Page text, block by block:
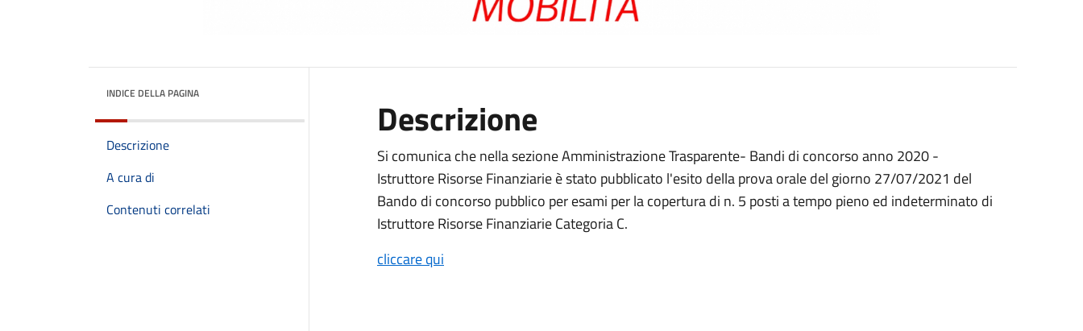
INDICE DELLA PAGINA
Descrizione
A cura di
Contenuti correlati
Descrizione
Si comunica che nella sezione Amministrazione Trasparente- Bandi di concorso anno 2020 -
Istruttore Risorse Finanziarie è stato pubblicato l'esito della prova orale del giorno 27/07/2021 del
Bando di concorso pubblico per esami per la copertura di n. 5 posti a tempo pieno ed indeterminato di
Istruttore Risorse Finanziarie Categoria C.
cliccare qui